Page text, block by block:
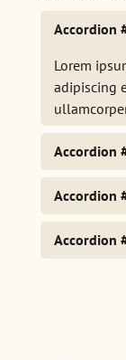
Accordion
Lorem
adipiscing
Accordion
Accordion
Accordion